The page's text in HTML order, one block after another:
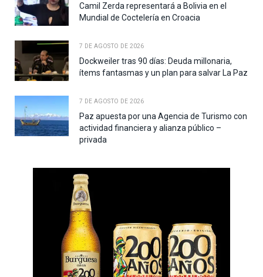
Camil Zerda representará a Bolivia en el
Mundial de Coctelería en Croacia
7 DE AGOSTO DE 2026
Dockweiler tras 90 días: Deuda millonaria,
ítems fantasmas y un plan para salvar La Paz
7 DE AGOSTO DE 2026
Paz apuesta por una Agencia de Turismo con
actividad financiera y alianza público –
privada